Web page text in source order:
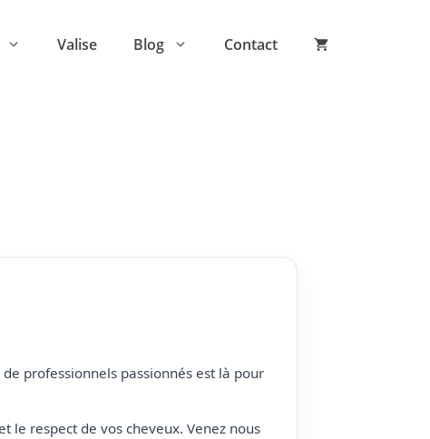
Valise Blog Contact
professionnels passionnés est là pour
respect de vos cheveux. Venez nous